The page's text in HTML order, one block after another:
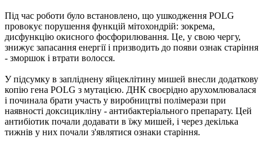
Під час роботи було встановлено, що ушкодження POLG
провокує порушення функцій мітохондрій: зокрема,
дисфункцію окисного фосфорилювання. Це, у свою чергу,
знижує запасання енергії і призводить до появи ознак старіння
- зморшок і втрати волосся.
У підсумку в запліднену яйцеклітину мишей внесли додаткову
копію гена POLG з мутацією. ДНК своєрідно арухомлювалася
і починала брати участь у виробництві полімерази при
наявності доксицикліну - антибактеріального препарату. Цей
антибіотик почали додавати в їжу мишей, і через декілька
тижнів у них почали з'являтися ознаки старіння.